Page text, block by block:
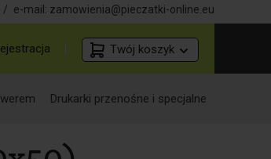
/ e-mail: zamowienia@pieczatki-online.eu
Twój koszyk
Drukarki przenośne i specjalne